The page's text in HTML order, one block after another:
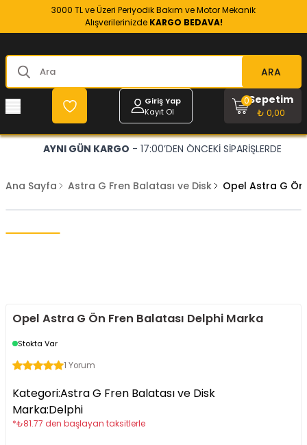
3000 TL ve Üzeri Periyodik Bakım ve Motor Mekanik
Alışverilerinizde KARGO BEDAVA!
ARA
Giriş Yap
Kayıt Ol
Sepetim
₺ 0,00
0
AYNI GÜN KARGO - 17:00’DEN ÖNCEKİ SİPARİŞLERDE
Ana Sayfa Astra G Fren Balatası ve Disk Opel Astra G
Opel Astra G Ön Fren Balatası Delphi Marka
Stokta Var
1 Yorum
Kategori:Astra G Fren Balatası ve Disk
Marka:Delphi
*₺81.77 den başlayan taksitlerle